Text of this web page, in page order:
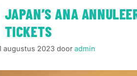
JAPAN’S ANA
TICKETS
augustus 2023 door admin